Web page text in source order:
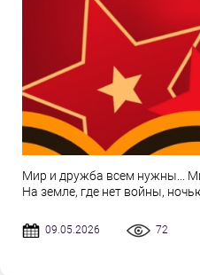
Мир и дружба всем нужны...
На земле, где нет войны,
09.05.2026 72